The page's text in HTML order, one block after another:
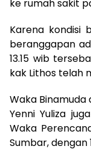
ke rumah sakit
Karena kondisi
beranggapan
13.15 wib
kak Lithos telah
Waka Binamuda
Yenni Yuliza
Waka
Sumbar, dengan